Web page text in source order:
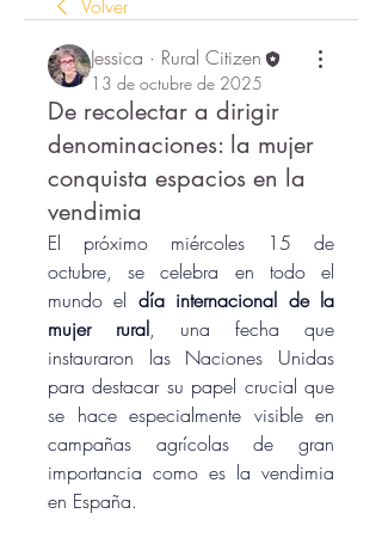
Volver
Jessica · Rural Citizen
13 de octubre de 2025
De recolectar a dirigir
denominaciones: la mujer
conquista espacios en la
vendimia
El próximo miércoles 15 de
octubre, se celebra en todo el
mundo el día internacional de la
mujer rural, una fecha que
instauraron las Naciones Unidas
para destacar su papel crucial que
se hace especialmente visible en
campañas agrícolas de gran
importancia como es la vendimia
en España.